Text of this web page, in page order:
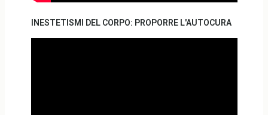
INESTETISMI DEL CORPO: PROPORRE L'AUTOCURA